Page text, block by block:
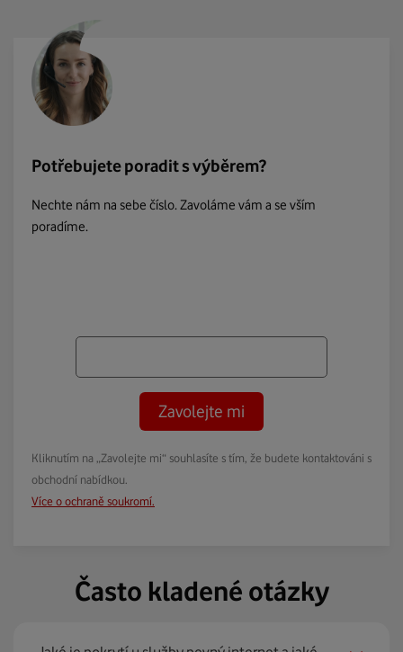
Potřebujete poradit s výběrem?
Nechte nám na sebe číslo. Zavoláme vám a se vším
poradíme.
Zavolejte mi
Kliknutím na „Zavolejte mi“ souhlasíte s tím, že budete kontaktováni s
obchodní nabídkou.
Více o ochraně soukromí.
Často kladené otázky